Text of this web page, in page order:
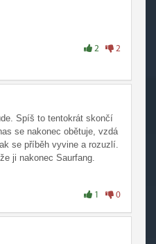
vše na jedinou kartu a
Obětovat svého otce
u Arthase. Vyvraždit
zombie - špatné
- ještě horší rozhodnutí.
by ho stejně
kdyby šli s ním, co by udělal
to, dopadne to špatně"?
vesnice a osady a teď
2 2
Spíš to tentokrát skončí
se nakonec obětuje, vzdá
se příběh vyvine a rozuzlí.
ji nakonec Saurfang.
1 0